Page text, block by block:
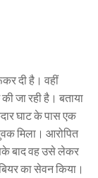
दी है। वहीं
जा रही है। बताया
घाट के पास एक
मिला। आरोपित
बाद वह उसे लेकर
का सेवन किया।